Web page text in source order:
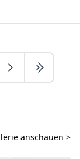
anschauen >